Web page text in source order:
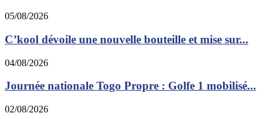
05/08/2026
C’kool dévoile une nouvelle bouteille et mise sur...
04/08/2026
Journée nationale Togo Propre : Golfe 1 mobilisé...
02/08/2026